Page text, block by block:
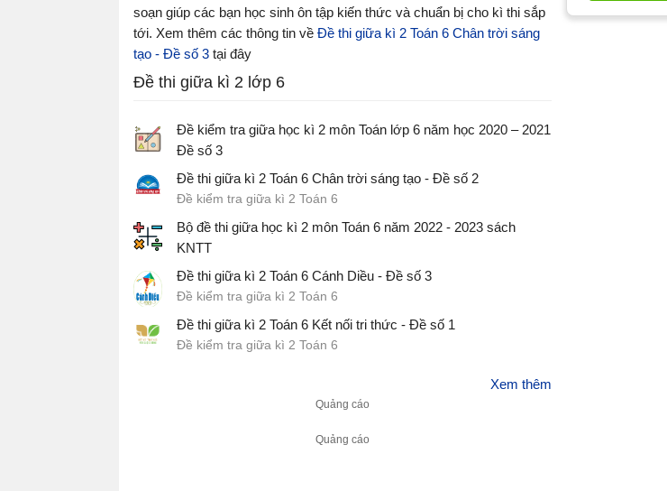
soạn giúp các bạn học sinh ôn tập kiến thức và chuẩn bị cho kì thi sắp
tới. Xem thêm các thông tin về Đề thi giữa kì 2 Toán 6 Chân trời sáng
tạo - Đề số 3 tại đây
Đề thi giữa kì 2 lớp 6
Đề kiểm tra giữa học kì 2 môn Toán lớp 6 năm học 2020 – 2021
Đề số 3
Đề thi giữa học kì 2 môn Toán lớp 6
Đề thi giữa kì 2 Toán 6 Chân trời sáng tạo - Đề số 2
Đề kiểm tra giữa kì 2 Toán 6
Bộ đề thi giữa học kì 2 môn Toán 6 năm 2022 - 2023 sách
KNTT
Đề kiểm tra giữa kì 2 Toán 6 có đáp án
Đề thi giữa kì 2 Toán 6 Cánh Diều - Đề số 3
Đề kiểm tra giữa kì 2 Toán 6
Đề thi giữa kì 2 Toán 6 Kết nối tri thức - Đề số 1
Đề kiểm tra giữa kì 2 Toán 6
Xem thêm